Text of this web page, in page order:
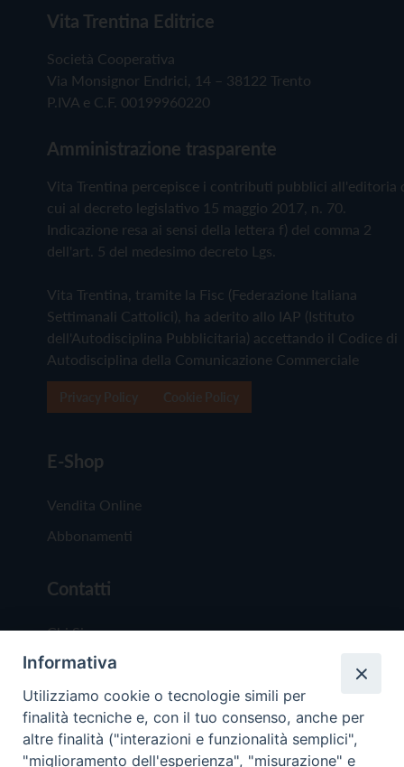
Vita Trentina Editrice
Società Cooperativa
Via Monsignor Endrici, 14 – 38122 Trento
P.IVA e C.F. 00199960220
Amministrazione trasparente
Vita Trentina percepisce i contributi pubblici all'editoria
cui al decreto legislativo 15 maggio 2017, n. 70.
Indicazione resa ai sensi della lettera f) del comma 2
dell'art. 5 del medesimo decreto Lgs.
Vita Trentina, tramite la Fisc (Federazione Italiana
Settimanali Cattolici), ha aderito allo IAP (Istituto
dell'Autodisciplina Pubblicitaria) accettando il Codice di
Autodisciplina della Comunicazione Commerciale
E-Shop
Vendita Online
Abbonamenti
Contatti
Chi Siamo
Redazione
Scrivici
Informativa
Utilizziamo cookie o tecnologie simili per
finalità tecniche e, con il tuo consenso, anche per
altre finalità ("interazioni e funzionalità semplici",
"miglioramento dell'esperienza", "misurazione" e